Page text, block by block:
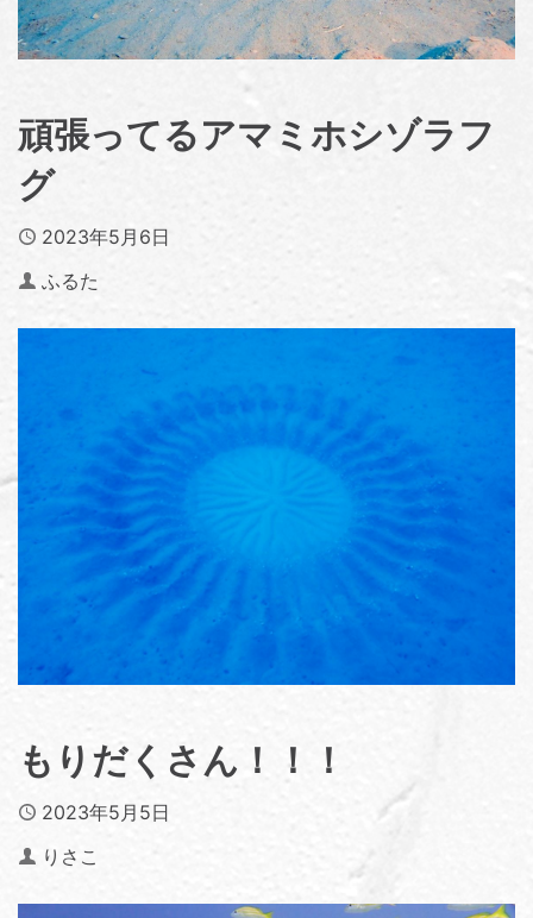
頑張ってるアマミホシゾラフ
グ
Published
2023年5月6日
Author
ふるた
もりだくさん！！！
Published
2023年5月5日
Author
りさこ